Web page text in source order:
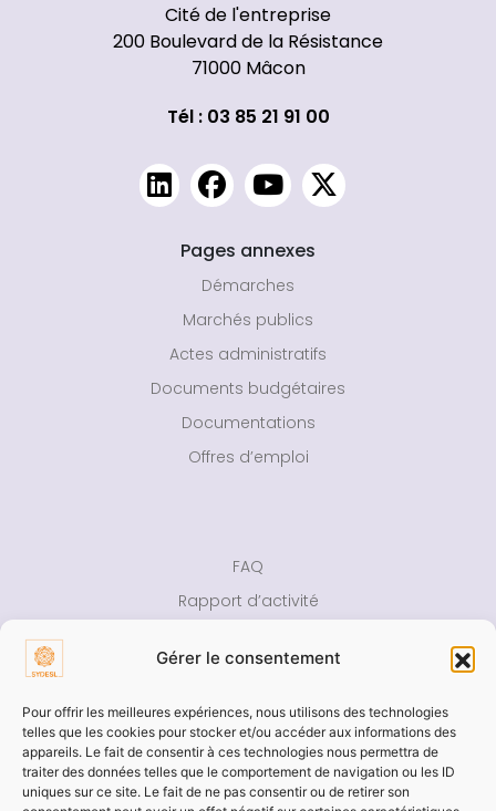
Gérer le consentement
Pour offrir les meilleures expériences, nous utilisons des technologies
telles que les cookies pour stocker et/ou accéder aux informations des
appareils. Le fait de consentir à ces technologies nous permettra de
traiter des données telles que le comportement de navigation ou les ID
uniques sur ce site. Le fait de ne pas consentir ou de retirer son
Cité de l'entreprise
200 Boulevard de la Résistance
71000 Mâcon
Tél : 03 85 21 91 00
Pages annexes
Démarches
Marchés publics
Actes administratifs
Documents budgétaires
Documentations
Offres d’emploi
FAQ
Rapport d’activité
Contact
Aide
Accessibilité
Mentions légales